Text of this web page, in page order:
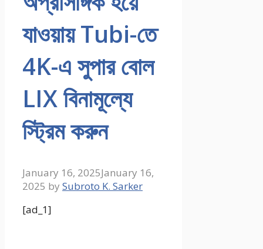
যাওয়ায় Tubi-তে
4K-এ সুপার বোল
LIX বিনামূল্যে
স্ট্রিম করুন
January 16, 2025January 16,
2025 by Subroto K. Sarker
[ad_1]